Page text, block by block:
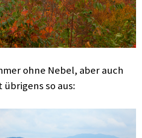
ohne Nebel, aber auch
so aus: